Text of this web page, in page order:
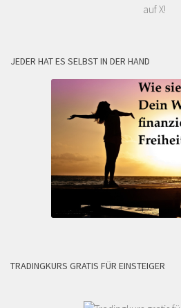
auf X!
JEDER HAT ES SELBST IN DER HAND
TRADINGKURS GRATIS FÜR EINSTEIGER